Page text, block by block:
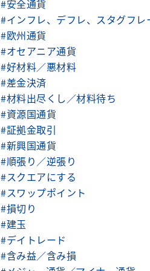
#安全通貨
#インフレ、デフレ、スタグフレ
#欧州通貨
#オセアニア通貨
#好材料／悪材料
#差金決済
#材料出尽くし／材料待ち
#資源国通貨
#証拠金取引
#新興国通貨
#順張り／逆張り
#スクエアにする
#スワップポイント
#損切り
#建玉
#デイトレード
#含み益／含み損